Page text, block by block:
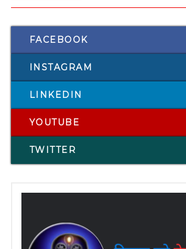
FACEBOOK
INSTAGRAM
LINKEDIN
YOUTUBE
TWITTER